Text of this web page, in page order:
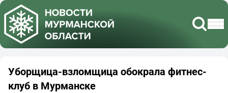
Уборщица-взломщица обокрала фитнес-
клуб в Мурманске